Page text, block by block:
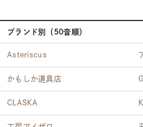
ブランド別（50音順）
Asteriscus
かもしか道具店
CLASKA